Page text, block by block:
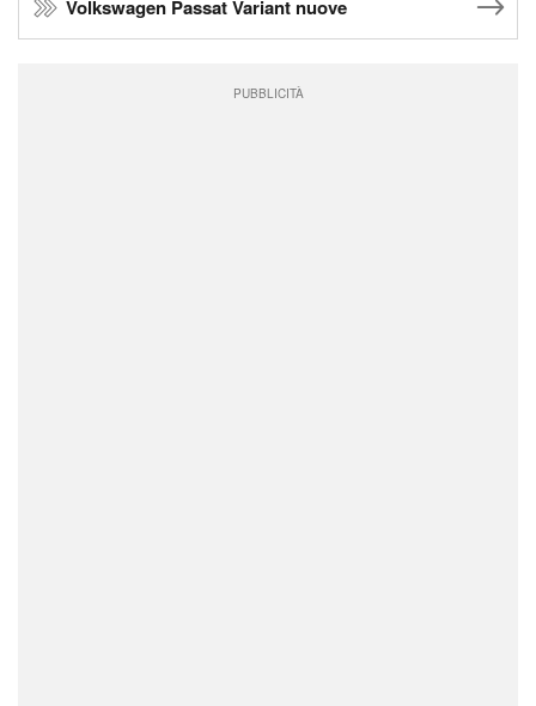
Volkswagen Passat Variant nuove
PUBBLICITÀ